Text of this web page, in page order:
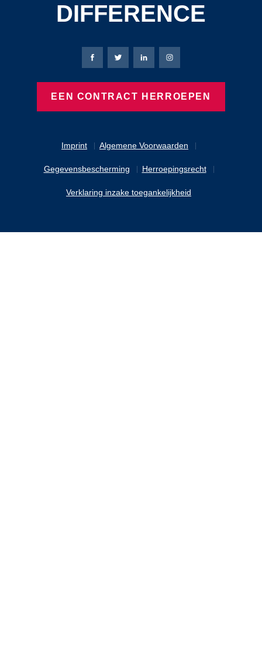
DIFFERENCE
Imprint Algemene Voorwaarden
Gegevensbescherming Herroepingsrecht
Verklaring inzake toegankelijkheid
Bierbaum-Proenen Facebook-pagina
Bierbaum-Proenen X-pagina
Bierbaum-Proenen
Bierbaum-Proenen
EEN CONTRACT HERROEPEN